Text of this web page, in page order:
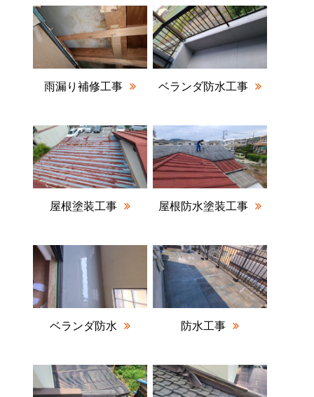
雨漏り補修工事 ベランダ防水工事
屋根塗装工事 屋根防水塗装工事
ベランダ防水 防水工事